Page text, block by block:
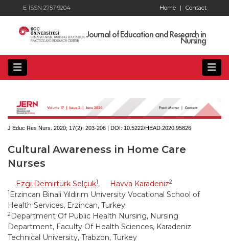
E-ISSN 2757-9204 Contact
Home |
Journal of Education and Research in
Nursing
J Educ Res Nurs. 2020; 17(2): 203-206 | DOI: 10.5222/HEAD.2020.95826
Cultural Awareness in Home Care
Nurses
Ezgi Demirtürk Selçuk1, Havva Karadeniz2
1 Erzincan Binali Yıldırım University Vocational School of
Health Services, Erzincan, Turkey
2Department Of Public Health Nursing, Nursing
Department, Faculty Of Health Sciences, Karadeniz
Technical University, Trabzon, Turkey